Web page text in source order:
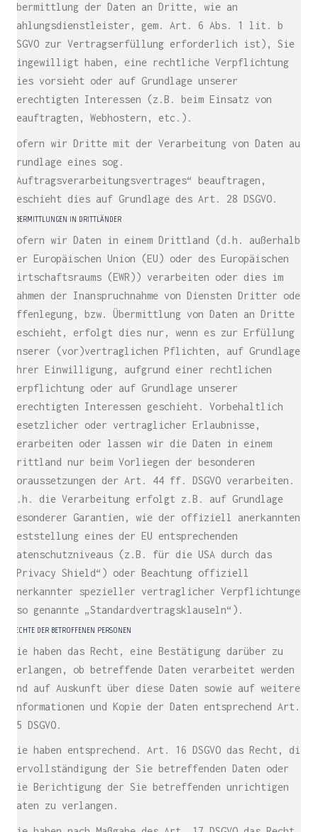
Übermittlung der Daten an Dritte, wie an
Zahlungsdienstleister, gem. Art. 6 Abs. 1 lit. b
DSGVO zur Vertragserfüllung erforderlich ist), Sie
eingewilligt haben, eine rechtliche Verpflichtung
dies vorsieht oder auf Grundlage unserer
berechtigten Interessen (z.B. beim Einsatz von
Beauftragten, Webhostern, etc.).
Sofern wir Dritte mit der Verarbeitung von Daten auf
Grundlage eines sog.
„Auftragsverarbeitungsvertrages“ beauftragen,
geschieht dies auf Grundlage des Art. 28 DSGVO.
ÜBERMITTLUNGEN IN DRITTLÄNDER
Sofern wir Daten in einem Drittland (d.h. außerhalb
der Europäischen Union (EU) oder des Europäischen
Wirtschaftsraums (EWR)) verarbeiten oder dies im
Rahmen der Inanspruchnahme von Diensten Dritter oder
Offenlegung, bzw. Übermittlung von Daten an Dritte
geschieht, erfolgt dies nur, wenn es zur Erfüllung
unserer (vor)vertraglichen Pflichten, auf Grundlage
Ihrer Einwilligung, aufgrund einer rechtlichen
Verpflichtung oder auf Grundlage unserer
berechtigten Interessen geschieht. Vorbehaltlich
gesetzlicher oder vertraglicher Erlaubnisse,
verarbeiten oder lassen wir die Daten in einem
Drittland nur beim Vorliegen der besonderen
Voraussetzungen der Art. 44 ff. DSGVO verarbeiten.
D.h. die Verarbeitung erfolgt z.B. auf Grundlage
besonderer Garantien, wie der offiziell anerkannten
Feststellung eines der EU entsprechenden
Datenschutzniveaus (z.B. für die USA durch das
„Privacy Shield“) oder Beachtung offiziell
anerkannter spezieller vertraglicher Verpflichtungen
(so genannte „Standardvertragsklauseln“).
RECHTE DER BETROFFENEN PERSONEN
Sie haben das Recht, eine Bestätigung darüber zu
verlangen, ob betreffende Daten verarbeitet werden
und auf Auskunft über diese Daten sowie auf weitere
Informationen und Kopie der Daten entsprechend Art.
15 DSGVO.
Sie haben entsprechend. Art. 16 DSGVO das Recht, die
Vervollständigung der Sie betreffenden Daten oder
die Berichtigung der Sie betreffenden unrichtigen
Daten zu verlangen.